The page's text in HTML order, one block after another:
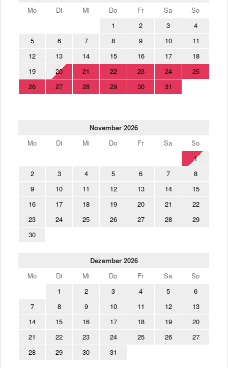
Mo
Di Mi Do Fr Sa
So
1
2 3
4
5
6 7 8 9 10
11
12
13 14 15 16 17
18
19
20 21 22 23 24
25
26
27 28 29 30 31
November 2026
Mo
Di Mi Do Fr Sa
So
1
2
3 4 5 6 7
8
9
10 11 12 13 14
15
16
17 18 19 20 21
22
23
24 25 26 27 28
29
30
Dezember 2026
Mo
Di Mi Do Fr Sa
So
1
2 3 4 5
6
7
8 9 10 11 12
13
14
15 16 17 18 19
20
21
22 23 24 25 26
27
28
29 30 31